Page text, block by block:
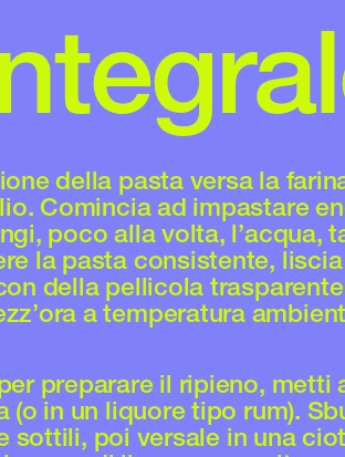
della pasta versa la
Comincia ad impastare
poco alla volta, l’acqua,
la pasta consistente,
della pellicola
a temperatura
preparare il ripieno, metti
(o in un liquore tipo rum).
sottili, poi versale in una